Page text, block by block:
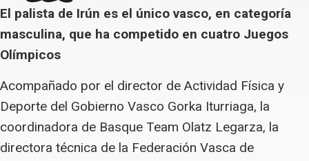
El palista de Irún es el único vasco, en categoría
masculina, que ha competido en cuatro Juegos
Olímpicos
Acompañado por el director de Actividad Física y
Deporte del Gobierno Vasco Gorka Iturriaga, la
coordinadora de Basque Team Olatz Legarza, la
directora técnica de la Federación Vasca de